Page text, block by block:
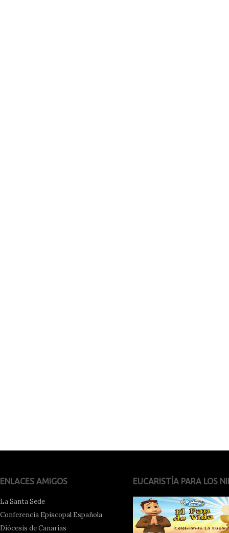
ENLACES AMIGOS
La Santa Sede
Conferencia Episcopal Española
Diócesis de Canarias
EUCARISTÍA PARA LOS